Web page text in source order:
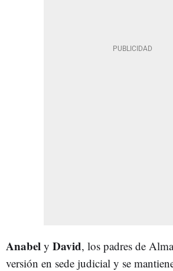
Anabel y David, los padres de
versión en sede judicial y se